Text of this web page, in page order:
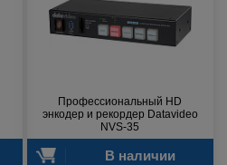
Профессиональный HD
энкодер и рекордер Datavideo
NVS-35
В наличии